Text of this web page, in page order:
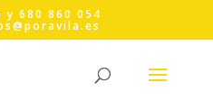
y 680 860 054